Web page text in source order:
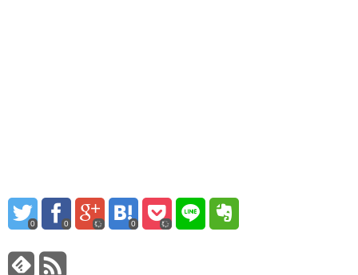
0 0 0